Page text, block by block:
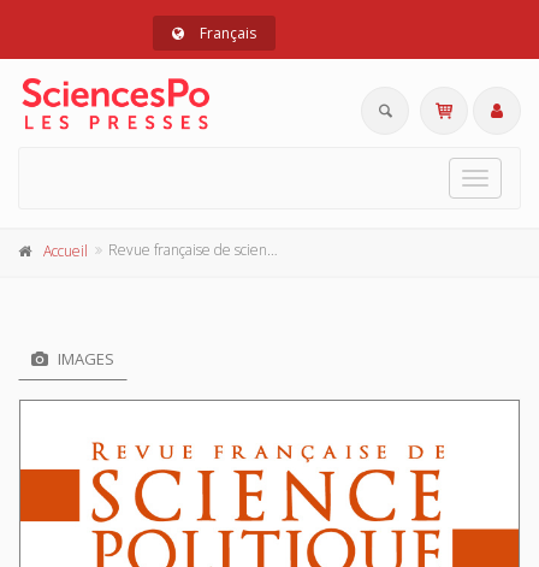
Français
Toggle
Accueil Revue française de science politique 73-6, novembre-décembre 2023
IMAGES